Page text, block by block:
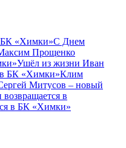
БК «Химки»С Днем
Прощенко
Ушёл из жизни Иван
в БК «Химки»Клим
Митусов – новый
в
в БК «Химки»